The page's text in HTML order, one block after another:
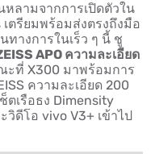
ลามจากการเปิดตัวใน
ตรียมพร้อมส่งตรงถึงมือ
ทางการในเร็ว ๆ นี้ ชู
APO ความละเอียด
ะที่ X300 มาพร้อมการ
ความละเอียด 200
ตเรือธง Dimensity
ดีโอ vivo V3+ เข้าไป